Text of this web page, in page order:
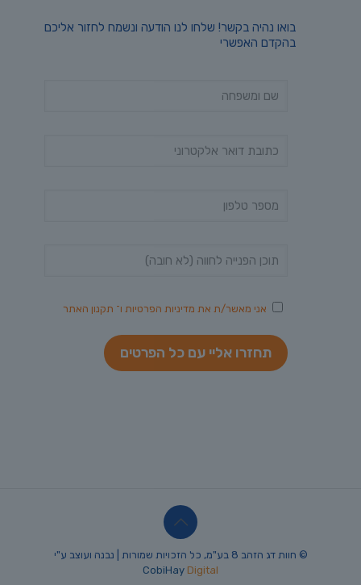
בואו נהיה בקשר! שלחו לנו הודעה ונשמח לחזור אליכם
בהקדם האפשרי
אני מאשר/ת את מדיניות הפרטיות ו־ תקנון האתר
© חוות דג הזהב 8 בע"מ, כל הזכויות שמורות | נבנה ועוצב ע"י
CobiHay Digital